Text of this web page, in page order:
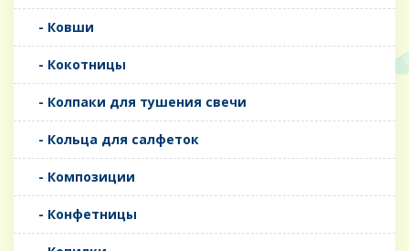
- Ковши
- Кокотницы
- Колпаки для тушения свечи
- Кольца для салфеток
- Композиции
- Конфетницы